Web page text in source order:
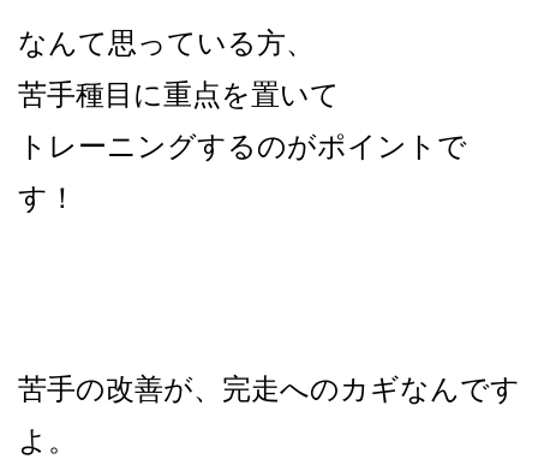
なんて思っている方、
苦手種目に重点を置いて
トレーニングするのがポイントで
す！
苦手の改善が、完走へのカギなんです
よ。